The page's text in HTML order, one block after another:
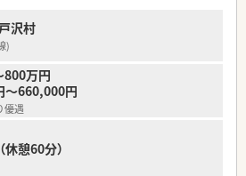
持に積極的に貢献します。
携しながら患者様の健康生活や病院から在
行を全力で支援します。
沢村
)
800万円
～660,000円
優遇
休憩60分）